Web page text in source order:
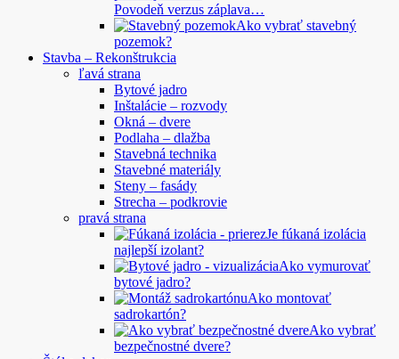
Povodeň verzus záplava…
Ako vybrať stavebný
pozemok?
Stavba – Rekonštrukcia
ľavá strana
Bytové jadro
Inštalácie – rozvody
Okná – dvere
Podlaha – dlažba
Stavebná technika
Stavebné materiály
Steny – fasády
Strecha – podkrovie
pravá strana
Je fúkaná izolácia
najlepší izolant?
Ako vymurovať
bytové jadro?
Ako montovať
sadrokartón?
Ako vybrať
bezpečnostné dvere?